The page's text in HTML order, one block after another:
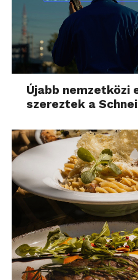
Újabb nemzetközi
szereztek a